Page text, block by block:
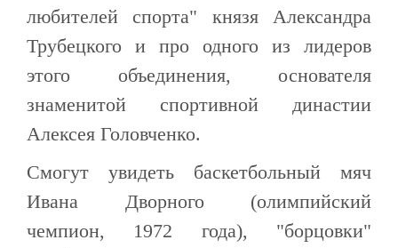
любителей спорта" князя Александра
Трубецкого и про одного из лидеров
этого объединения, основателя
знаменитой спортивной династии
Алексея Головченко.
Смогут увидеть баскетбольный мяч
Ивана Дворного (олимпийский
чемпион, 1972 года), "борцовки"